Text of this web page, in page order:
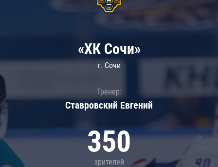
«ХК Сочи»
г. Сочи
Тренер:
Ставровский Евгений
350
зрителей